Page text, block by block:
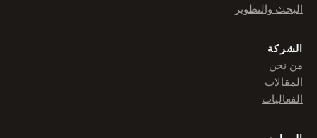
البحث والتطوير
الشركة
من نحن
المقالات
الفعاليات